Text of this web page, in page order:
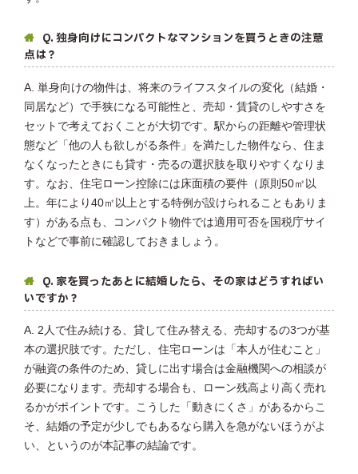
Q. 独身向けにコンパクトなマンションを買うときの注意
点は？
A. 単身向けの物件は、将来のライフスタイルの変化（結婚・
同居など）で手狭になる可能性と、売却・賃貸のしやすさを
セットで考えておくことが大切です。駅からの距離や管理状
態など「他の人も欲しがる条件」を満たした物件なら、住ま
なくなったときにも貸す・売るの選択肢を取りやすくなりま
す。なお、住宅ローン控除には床面積の要件（原則50㎡以
上。年により40㎡以上とする特例が設けられることもありま
す）がある点も、コンパクト物件では適用可否を国税庁サイ
トなどで事前に確認しておきましょう。
Q. 家を買ったあとに結婚したら、その家はどうすればい
いですか？
A. 2人で住み続ける、貸して住み替える、売却するの3つが基
本の選択肢です。ただし、住宅ローンは「本人が住むこと」
が融資の条件のため、貸しに出す場合は金融機関への相談が
必要になります。売却する場合も、ローン残高より高く売れ
るかがポイントです。こうした「動きにくさ」があるからこ
そ、結婚の予定が少しでもあるなら購入を急がないほうがよ
い、というのが本記事の結論です。